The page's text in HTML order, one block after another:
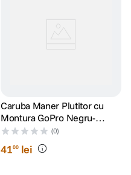
Caruba Maner Plutitor cu
Montura GoPro Negru-
Galben
(0)
4100 lei